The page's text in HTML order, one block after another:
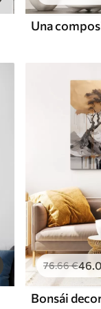
76.66€46
Bonsái